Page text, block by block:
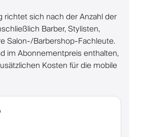
richtet sich nach der Anzahl der
Barber, Stylisten,
Salon-/Barbershop-Fachleute.
im Abonnementpreis enthalten,
Kosten für die mobile